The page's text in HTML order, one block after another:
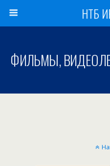
НТБ
ФИЛЬМЫ,